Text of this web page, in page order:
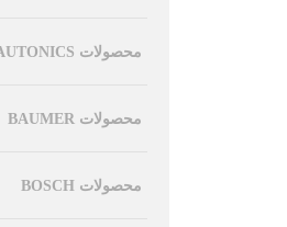
محصولات AUTONICS
محصولات BAUMER
محصولات BOSCH